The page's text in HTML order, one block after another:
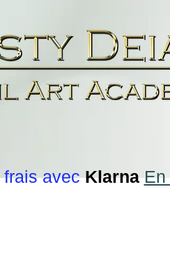
frais avecKlarna En